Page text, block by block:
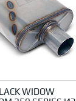
WIDOW